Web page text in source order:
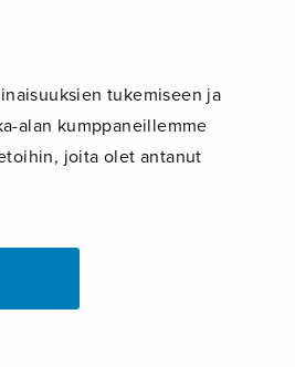
tukemiseen ja
alan kumppaneillemme
joita olet antanut